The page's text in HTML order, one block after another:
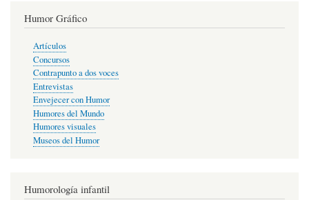
Humor Gráfico
Artículos
Concursos
Contrapunto a dos voces
Entrevistas
Envejecer con Humor
Humores del Mundo
Humores visuales
Museos del Humor
Humorología infantil